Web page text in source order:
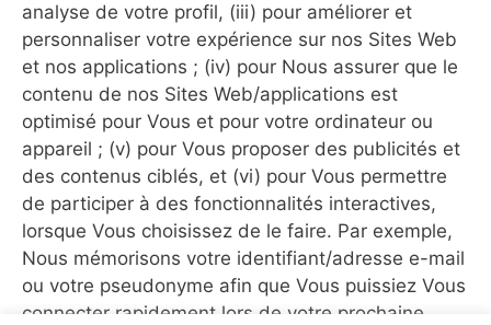
analyse de votre profil, (iii) pour améliorer et
personnaliser votre expérience sur nos Sites Web
et nos applications ; (iv) pour Nous assurer que le
contenu de nos Sites Web/applications est
optimisé pour Vous et pour votre ordinateur ou
appareil ; (v) pour Vous proposer des publicités et
des contenus ciblés, et (vi) pour Vous permettre
de participer à des fonctionnalités interactives,
lorsque Vous choisissez de le faire. Par exemple,
Nous mémorisons votre identifiant/adresse e-mail
ou votre pseudonyme afin que Vous puissiez Vous
connecter rapidement lors de votre prochaine